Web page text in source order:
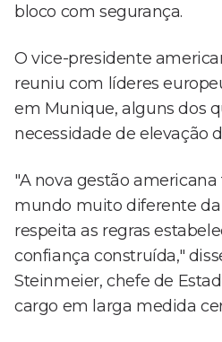
bloco com segurança.
O vice-presidente
reuniu com líderes
em Munique, alguns dos
necessidade de elevação
"A nova gestão
mundo muito diferente
respeita as regras
confiança construída,"
Steinmeier, chefe de
cargo em larga medida